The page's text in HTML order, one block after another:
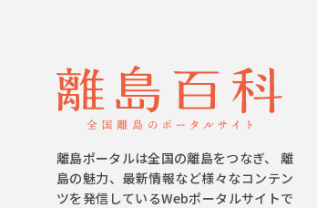
離島ポータルは全国の離島をつなぎ、 離
島の魅力、最新情報など様々なコンテン
ツを発信しているWebポータルサイトで